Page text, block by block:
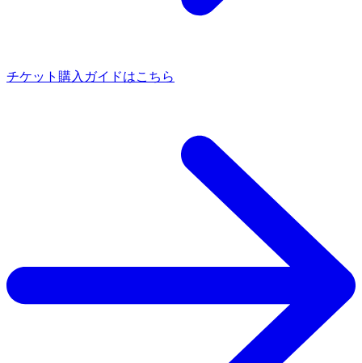
チケット購入ガイドはこちら